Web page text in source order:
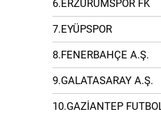
6.ERZURUMSPOR FK
7.EYÜPSPOR
8.FENERBAHÇE A.Ş.
9.GALATASARAY A.Ş.
10.GAZİANTEP